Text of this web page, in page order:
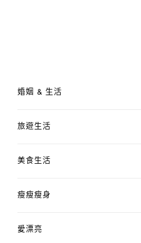
婚姻 & 生活
旅遊生活
美食生活
瘦瘦瘦身
愛漂亮